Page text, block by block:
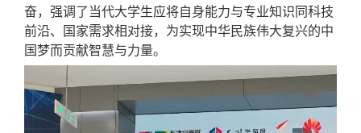
奋，强调了当代大学生应将自身能力与专业知识同科技
前沿、国家需求相对接，为实现中华民族伟大复兴的中
国梦而贡献智慧与力量。